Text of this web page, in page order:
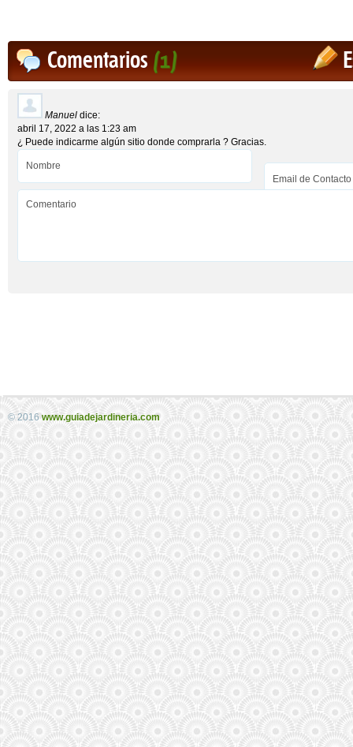
Comentarios(1)
Manuel dice:
abril 17, 2022 a las 1:23 am
¿ Puede indicarme algún sitio donde comprarla ? Gracias.
© 2016 www.guiadejardineria.com